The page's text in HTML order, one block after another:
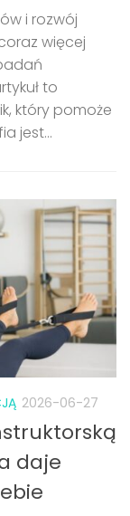
i rozwój
więcej
to
który pomoże
jest...
2026-06-27
daje